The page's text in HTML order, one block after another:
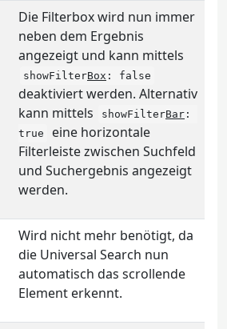
Die Filterbox wird nun immer
neben dem Ergebnis
angezeigt und kann mittels
showFilterBox : false
deaktiviert werden. Alternativ
kann mittels
showFilterBar :
true
eine horizontale
Filterleiste zwischen Suchfeld
und Suchergebnis angezeigt
werden.
Wird nicht mehr benötigt, da
die Universal Search nun
automatisch das scrollende
Element erkennt.